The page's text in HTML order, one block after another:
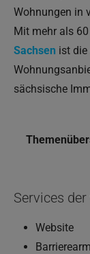
Wohnungen in
Mit mehr als
Sachsen ist die
sächsische
Services
Website